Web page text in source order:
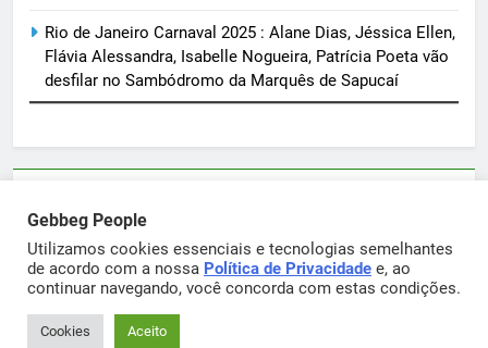
Rio de Janeiro Carnaval 2025 : Alane Dias, Jéssica Ellen,
Flávia Alessandra, Isabelle Nogueira, Patrícia Poeta vão
desfilar no Sambódromo da Marquês de Sapucaí
sortimentos@yahoo.com.br
Gebbeg Powered ByBlazeThemes.
Gebbeg People
Utilizamos cookies essenciais e tecnologias semelhantes
de acordo com a nossa Política de Privacidade e, ao
continuar navegando, você concorda com estas condições.
Cookies Aceito